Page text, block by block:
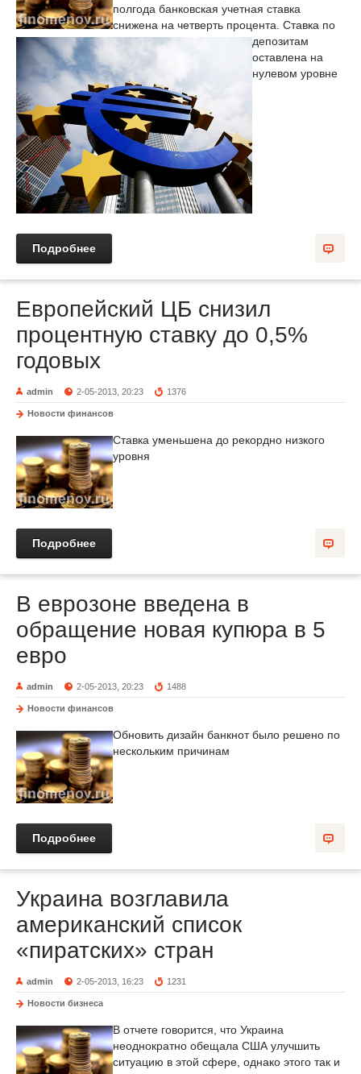
полгода банковская учетная ставка
снижена на четверть процента. Ставка по
депозитам
оставлена на
нулевом уровне
Подробнее
Европейский ЦБ снизил
процентную ставку до 0,5%
годовых
admin 2-05-2013, 20:23 1376
Новости финансов
Ставка уменьшена до рекордно низкого
уровня
Подробнее
В еврозоне введена в
обращение новая купюра в 5
евро
admin 2-05-2013, 20:23 1488
Новости финансов
Обновить дизайн банкнот было решено по
нескольким причинам
Подробнее
Украина возглавила
американский список
«пиратских» стран
admin 2-05-2013, 16:23 1231
Новости бизнеса
В отчете говорится, что Украина
неоднократно обещала США улучшить
ситуацию в этой сфере, однако этого так и